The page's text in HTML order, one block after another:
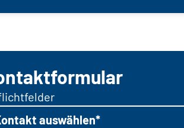
auswählen*